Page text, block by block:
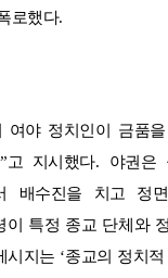
로했다.
여야 정치인이 금품
”고 지시했다. 야권은
배수진을 치고 정
이 특정 종교 단체와
시지는 ‘종교의 정치